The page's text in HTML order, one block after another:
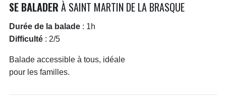
SE BALADER À SAINT MARTIN DE LA BRASQUE
Durée de la balade: 1h
Difficulté: 2/5
Balade accessible à tous, idéale
pour les familles.